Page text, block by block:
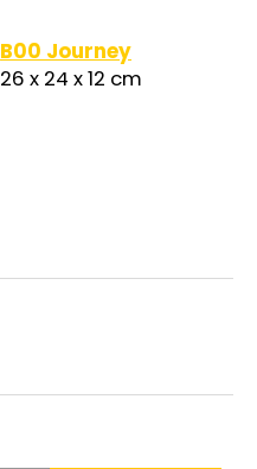
B00 Journey
26 x 24 x 12 cm